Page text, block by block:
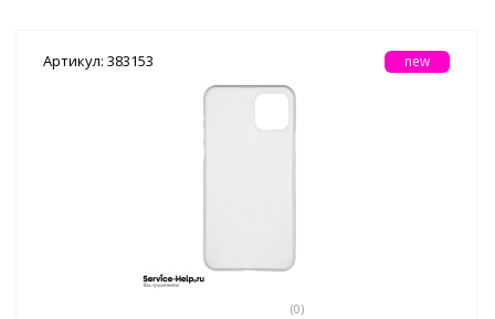
Артикул: 383153
(0)
new